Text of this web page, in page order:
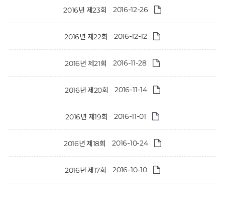
2016년 제23회 2016-12-26
2016년 제22회 2016-12-12
2016년 제21회 2016-11-28
2016년 제20회 2016-11-14
2016년 제19회 2016-11-01
2016년 제18회 2016-10-24
2016년 제17회 2016-10-10